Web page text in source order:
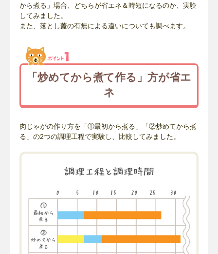
から煮る」場合、どちらが省エネ＆時短になるのか、実験
してみました。
また、落とし蓋の有無による違いについても調べます。
「炒めてから煮て作る」方が省エ
ネ
肉じゃがの作り方を「①最初から煮る」「②炒めてから煮
る」の2つの調理工程で実験し、比較してみました。